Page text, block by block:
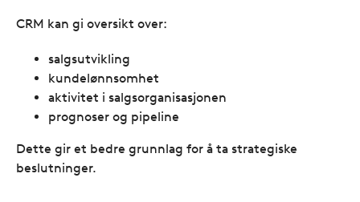
CRM kan gi oversikt over:
salgsutvikling
kundelønnsomhet
aktivitet i salgsorganisasjonen
prognoser og pipeline
Dette gir et bedre grunnlag for å ta strategiske
beslutninger.